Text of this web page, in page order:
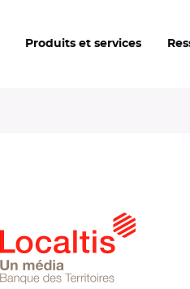
Produits et services